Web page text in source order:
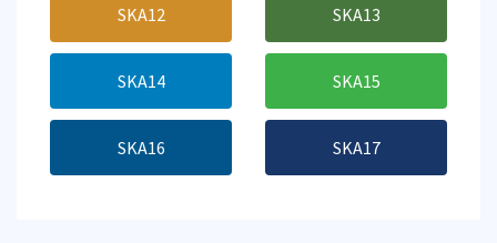
SKA12 SKA13
SKA14 SKA15
SKA16 SKA17